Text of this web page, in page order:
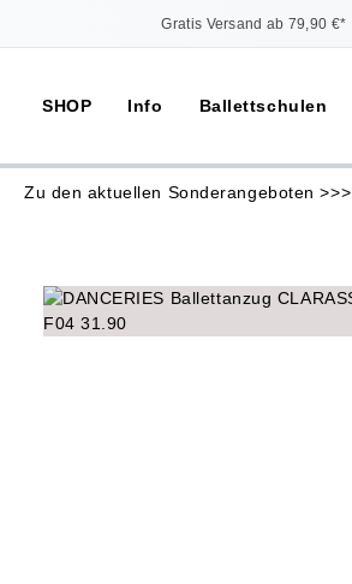
Gratis Versand ab 79,90 €*
SHOP Info Ballettschulen
Zu den aktuellen Sonderangeboten >>>